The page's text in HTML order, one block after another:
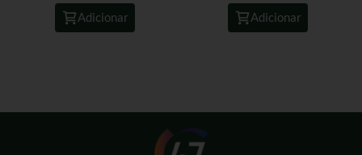
Adicionar Adicionar